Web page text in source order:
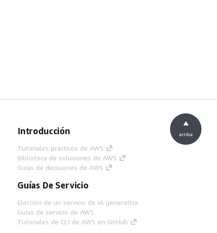
Introducción
Tutoriales prácticos de AWS
Biblioteca de soluciones de AWS
Guías de decisiones de AWS
Guías De Servicio
Elección de un servicio de IA generativa
Guías de servicio de AWS
Tutoriales de CLI de AWS en GitHub
arriba